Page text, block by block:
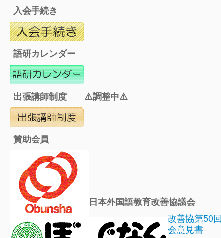
入会手続き
語研カレンダー
出張講師制度 ⚠️調整中⚠️
賛助会員
日本外国語教育改善協議会
改善協第50
会意見書